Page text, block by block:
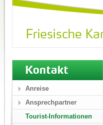
Kontakt
Anreise
Ansprechpartner
Tourist-Informationen